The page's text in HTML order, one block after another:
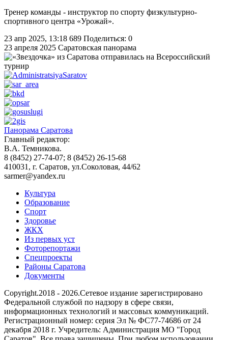
Тренер команды - инструктор по спорту физкультурно-
спортивного центра «Урожай».
23 апр 2025, 13:18 689 Поделиться: 0
23 апреля 2025 Саратовская панорама
Панорама Саратова
Главный редактор:
В.А. Темникова.
8 (8452) 27-74-07; 8 (8452) 26-15-68
410031, г. Саратов, ул.Соколовая, 44/62
sarmer@yandex.ru
Культура
Образование
Спорт
Здоровье
ЖКХ
Из пеpвых уст
Фоторепортажи
Спецпроекты
Районы Саратова
Документы
Copyright.2018 - 2026.Сетевое издание зарегистрировано
Федеральной службой по надзору в сфере связи,
информационных технологий и массовых коммуникаций.
Регистрационный номер: серия Эл № ФС77-74686 от 24
декабря 2018 г. Учредитель: Администрация МО "Город